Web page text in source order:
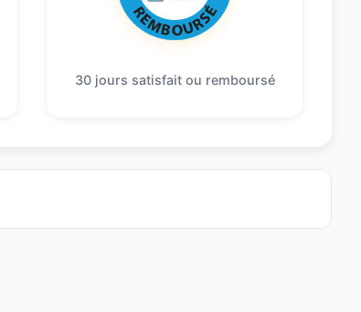
30 jours satisfait ou remboursé